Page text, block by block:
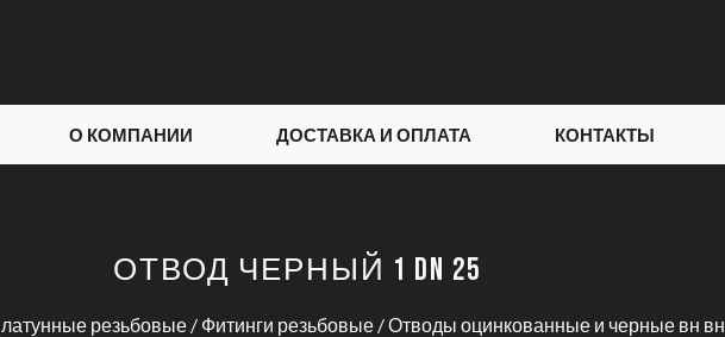
О КОМПАНИИ ДОСТАВКА И ОПЛАТА КОНТАКТЫ
ОТВОД ЧЕРНЫЙ 1 DN 25
резьбовые / Фитинги резьбовые /Отводы оцинкованные и черные вн вн